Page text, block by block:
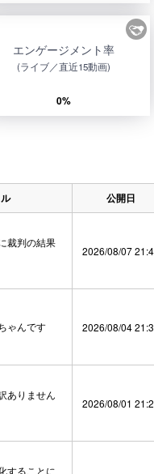
エンゲージメント率
(ライブ／直近15動画)
0%
公開日
裁判の結果
2026/08/07
ゃんです 2026/08/04
ありません
2026/08/01
することに